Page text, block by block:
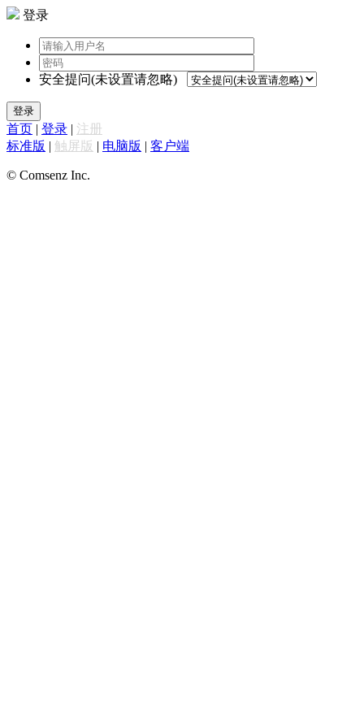
登录
安全提问(未设置请忽略)
登录
首页 | 登录 | 注册
标准版 | 触屏版 | 电脑版 | 客户端
© Comsenz Inc.